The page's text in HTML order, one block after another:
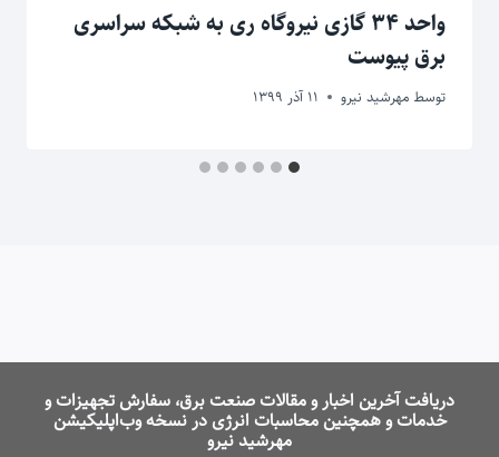
واحد ۳۴ گازی نیروگاه ری به شبکه سراسری
برق پیوست
توسط مهرشید نیرو 11 آذر 1399
دریافت آخرین اخبار و مقالات صنعت برق، سفارش تجهیزات و
خدمات و همچنین محاسبات انرژی در نسخه وب‌اپلیکیشن
مهرشید نیرو